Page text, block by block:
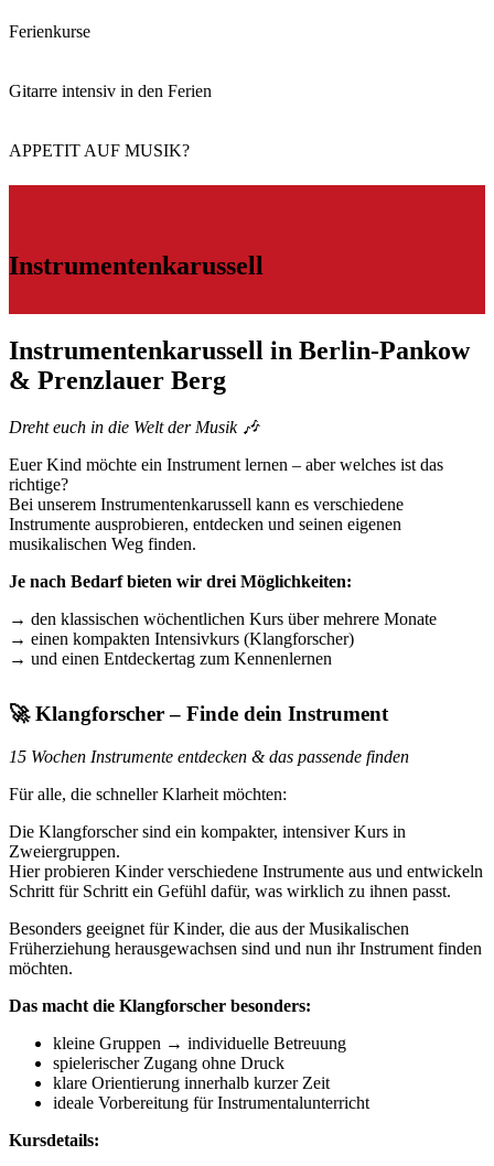
Ferienkurse
Gitarre intensiv in den Ferien
APPETIT AUF MUSIK?
Instrumentenkarussell
Instrumentenkarussell in Berlin-Pankow
& Prenzlauer Berg
Dreht euch in die Welt der Musik 🎶
Euer Kind möchte ein Instrument lernen – aber welches ist das
richtige?
Bei unserem Instrumentenkarussell kann es verschiedene
Instrumente ausprobieren, entdecken und seinen eigenen
musikalischen Weg finden.
Je nach Bedarf bieten wir drei Möglichkeiten:
→ den klassischen wöchentlichen Kurs über mehrere Monate
→ einen kompakten Intensivkurs (Klangforscher)
→ und einen Entdeckertag zum Kennenlernen
🚀Klangforscher – Finde dein Instrument
15 Wochen Instrumente entdecken & das passende finden
Für alle, die schneller Klarheit möchten:
Die Klangforscher sind ein kompakter, intensiver Kurs in
Zweiergruppen.
Hier probieren Kinder verschiedene Instrumente aus und entwickeln
Schritt für Schritt ein Gefühl dafür, was wirklich zu ihnen passt.
Besonders geeignet für Kinder, die aus der Musikalischen
Früherziehung herausgewachsen sind und nun ihr Instrument finden
möchten.
Das macht die Klangforscher besonders:
kleine Gruppen → individuelle Betreuung
spielerischer Zugang ohne Druck
klare Orientierung innerhalb kurzer Zeit
ideale Vorbereitung für Instrumentalunterricht
Kursdetails: